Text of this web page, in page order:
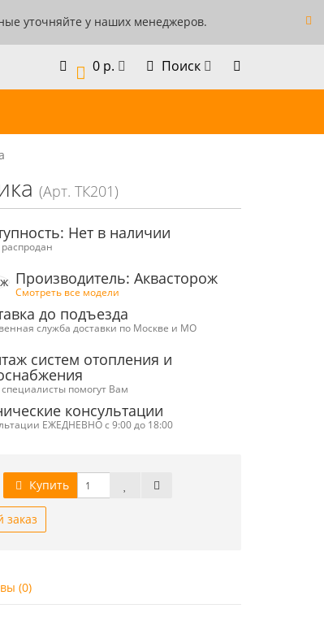
уточняйте у наших менеджеров.
0 0 р. Поиск
(Арт. ТК201)
Нет в наличии
Производитель: Аквасторож
Смотреть все модели
до подъезда
служба доставки по Москве и МО
систем отопления и
помогут Вам
консультации
ЕЖЕДНЕВНО с 9:00 до 18:00
Купить
заказ
(0)